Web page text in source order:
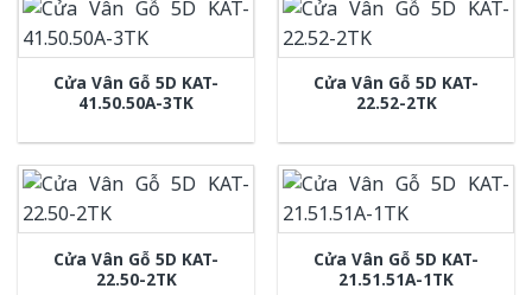
Cửa Vân Gỗ 5D KAT-
41.50.50A-3TK
Cửa Vân Gỗ 5D KAT-
22.52-2TK
Cửa Vân Gỗ 5D KAT-
22.50-2TK
Cửa Vân Gỗ 5D KAT-
21.51.51A-1TK